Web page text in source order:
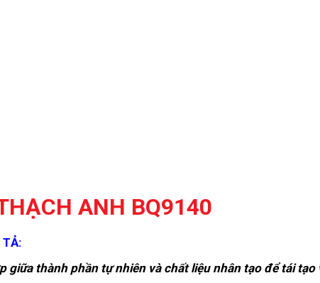
ANH BQ9140
TẢ:
thành phần tự nhiên và chất liệu nhân tạo để tái tạo